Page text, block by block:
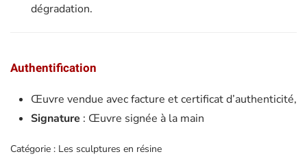
dégradation.
Authentification
Œuvre vendue avec facture et certificat d’authenticité,
Signature : Œuvre signée à la main
Catégorie : Les sculptures en résine